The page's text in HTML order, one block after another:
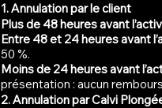
1. Annulation par le client
Plus de 48 heures avant
Entre 48 et 24 heures avant
50 %.
Moins de 24 heures avant
présentation : aucun
2. Annulation par Calvi